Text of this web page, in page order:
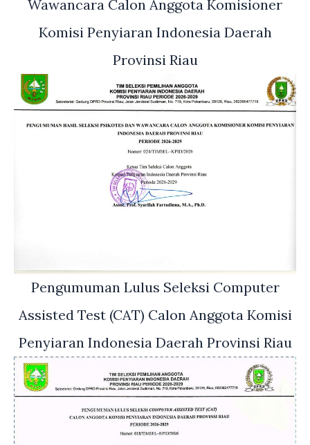
Wawancara Calon Anggota Komisioner
Komisi Penyiaran Indonesia Daerah
Provinsi Riau
Pengumuman Lulus Seleksi Computer
Assisted Test (CAT) Calon Anggota Komisi
Penyiaran Indonesia Daerah Provinsi Riau